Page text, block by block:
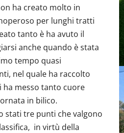
ha creato molto in
per lunghi tratti
tanto è ha avuto il
anche quando è stata
tempo quasi
nel quale ha raccolto
ha messo tanto cuore
in bilico.
stati tre punti che valgono
in virtù della